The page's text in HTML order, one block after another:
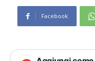
Facebook